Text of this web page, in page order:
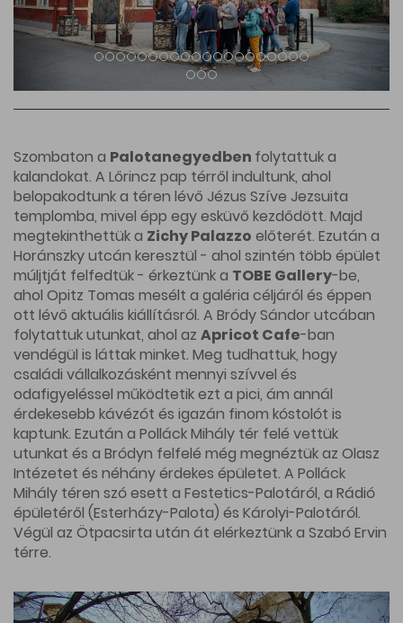
Szombaton a Palotanegyedben folytattuk a
kalandokat. A Lőrincz pap térről indultunk, ahol
belopakodtunk a téren lévő Jézus Szíve Jezsuita
templomba, mivel épp egy esküvő kezdődött. Majd
megtekinthettük a Zichy Palazzo előterét. Ezután a
Horánszky utcán keresztül - ahol szintén több épület
múljtját felfedtük - érkeztünk a TOBE Gallery-be,
ahol Opitz Tomas mesélt a galéria céljáról és éppen
ott lévő aktuális kiállításról. A Bródy Sándor utcában
folytattuk utunkat, ahol az Apricot Cafe-ban
vendégül is láttak minket. Meg tudhattuk, hogy
családi vállalkozásként mennyi szívvel és
odafigyeléssel működtetik ezt a pici, ám annál
érdekesebb kávézót és igazán finom kóstolót is
kaptunk. Ezután a Polláck Mihály tér felé vettük
utunkat és a Bródyn felfelé még megnéztük az Olasz
Intézetet és néhány érdekes épületet. A Polláck
Mihály téren szó esett a Festetics-Palotáról, a Rádió
épületéről (Esterházy-Palota) és Károlyi-Palotáról.
Végül az Ötpacsirta után át elérkeztünk a Szabó Ervin
térre.